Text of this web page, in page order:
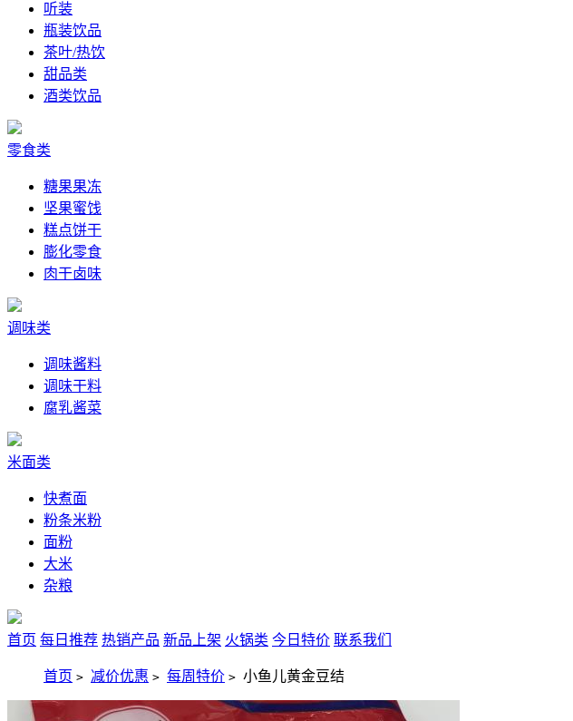
听装
瓶装饮品
茶叶/热饮
甜品类
酒类饮品
零食类
糖果果冻
坚果蜜饯
糕点饼干
膨化零食
肉干卤味
调味类
调味酱料
调味干料
腐乳酱菜
米面类
快煮面
粉条米粉
面粉
大米
杂粮
首页 每日推荐 热销产品 新品上架 火锅类 今日特价 联系我们
首页 > 减价优惠 > 每周特价 > 小鱼儿黄金豆结